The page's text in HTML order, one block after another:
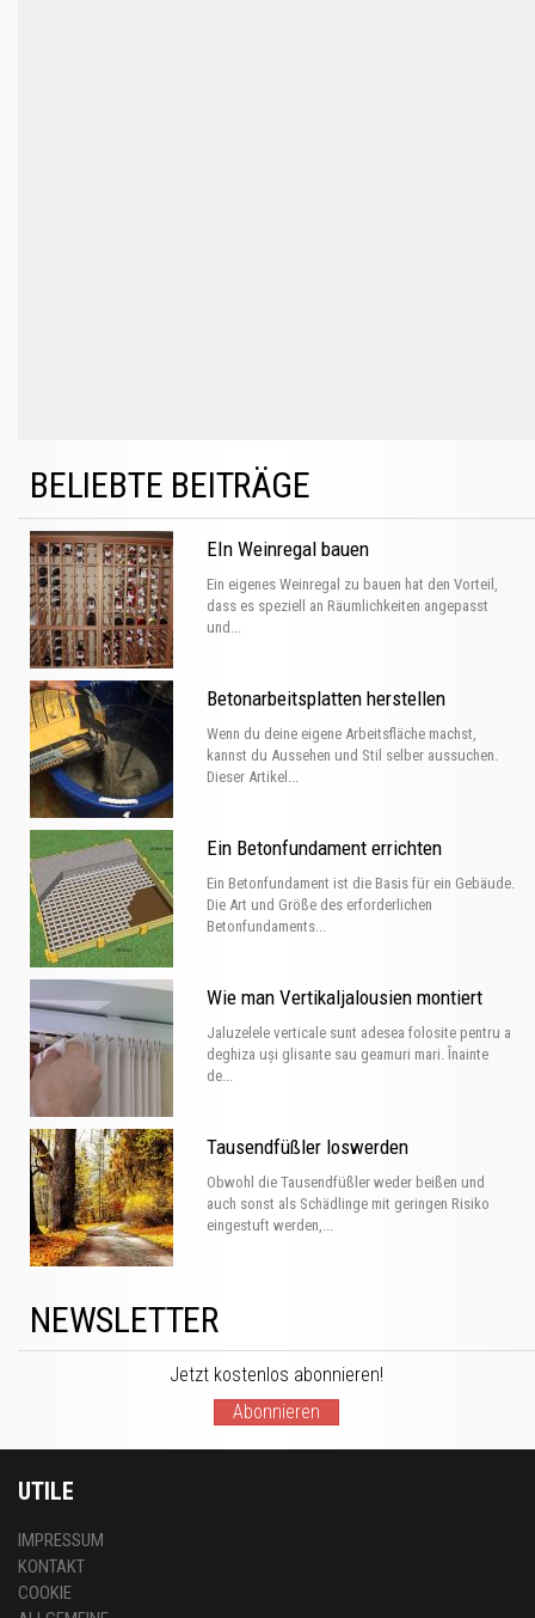
BELIEBTE BEITRÄGE
EIn Weinregal bauen
Ein eigenes Weinregal zu bauen hat den Vorteil,
dass es speziell an Räumlichkeiten angepasst
und...
Betonarbeitsplatten herstellen
Wenn du deine eigene Arbeitsfläche machst,
kannst du Aussehen und Stil selber aussuchen.
Dieser Artikel...
Ein Betonfundament errichten
Ein Betonfundament ist die Basis für ein Gebäude.
Die Art und Größe des erforderlichen
Betonfundaments...
Wie man Vertikaljalousien montiert
Jaluzelele verticale sunt adesea folosite pentru a
deghiza uși glisante sau geamuri mari. Înainte
de...
Tausendfüßler loswerden
Obwohl die Tausendfüßler weder beißen und
auch sonst als Schädlinge mit geringen Risiko
eingestuft werden,...
NEWSLETTER
Jetzt kostenlos abonnieren!
Abonnieren
UTILE
IMPRESSUM
KONTAKT
COOKIE